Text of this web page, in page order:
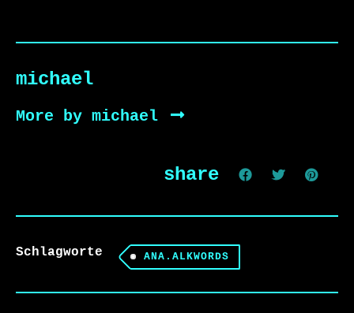
michael
More by michael
share
Schlagworte ANA.ALKWORDS